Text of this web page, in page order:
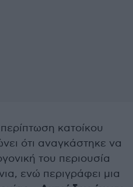
κατοίκου
ότι αναγκάστηκε να
του περιουσία
ενώ περιγράφει μια